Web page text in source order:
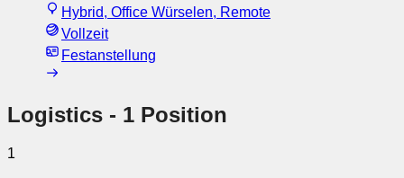
Hybrid, Office Würselen, Remote
Vollzeit
Festanstellung
Logistics - 1 Position
1